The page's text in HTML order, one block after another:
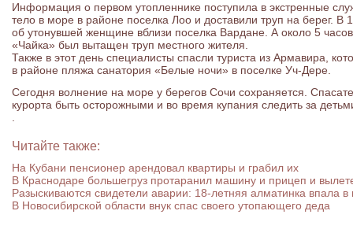
Информация о первом утопленнике поступила в экстренные
тело в море в районе поселка Лоо и доставили труп на берег.
об утонувшей женщине вблизи поселка Вардане. А около 5
«Чайка» был вытащен труп местного жителя.
Также в этот день специалисты спасли туриста из Армавира,
в районе пляжа санатория «Белые ночи» в поселке Уч-Дере.
Сегодня волнение на море у берегов Сочи сохраняется.
курорта быть осторожными и во время купания следить за
Читайте также:
На Кубани пенсионер арендовал квартиры и грабил их
В Краснодаре большегруз протаранил машину и прицеп и
Разыскиваются свидетели аварии: 18-летняя алматинка впала
В Новосибирской области внук спас своего утопающего деда